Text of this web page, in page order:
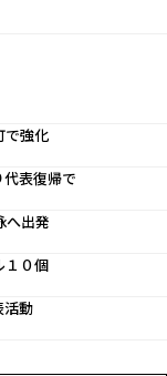
で強化
表復帰で
へ出発
１０個
活動